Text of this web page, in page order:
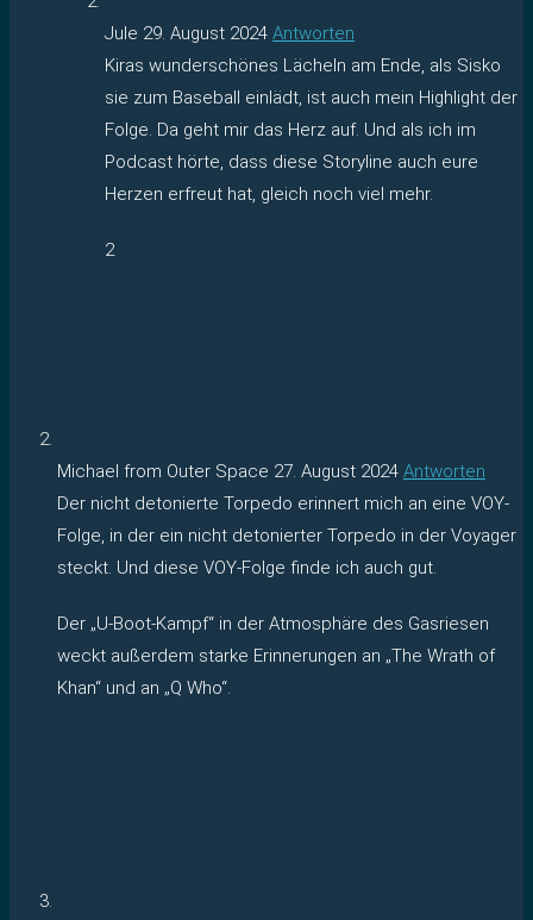
Jule 29. August 2024 Antworten
Kiras wunderschönes Lächeln am Ende, als Sisko
sie zum Baseball einlädt, ist auch mein Highlight der
Folge. Da geht mir das Herz auf. Und als ich im
Podcast hörte, dass diese Storyline auch eure
Herzen erfreut hat, gleich noch viel mehr.
2
Michael from Outer Space 27. August 2024 Antworten
Der nicht detonierte Torpedo erinnert mich an eine VOY-
Folge, in der ein nicht detonierter Torpedo in der Voyager
steckt. Und diese VOY-Folge finde ich auch gut.
Der „U-Boot-Kampf“ in der Atmosphäre des Gasriesen
weckt außerdem starke Erinnerungen an „The Wrath of
Khan“ und an „Q Who“.